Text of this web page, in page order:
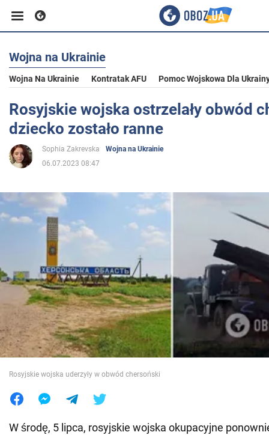
Biznes
Sport
Rozrywka
Polityka
Społeczeństwo
Wojna na Ukrainie
Świat
Jedzenie
Wojna na Ukrainie
Wojna Na Ukrainie Kontratak AFU Pomoc Wojskowa Dla
Rosyjskie wojska ostrzelały obwód
dziecko zostało ranne
Sophia Zakrevska
Wojna na Ukrainie
06.07.2023 08:47
Rosyjskie wojska uderzyły w obwód chersoński
W środę, 5 lipca, rosyjskie wojska okupacyjne